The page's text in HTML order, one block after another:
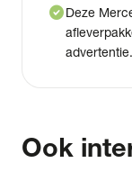
check_circleDeze
advertentie.
Ook